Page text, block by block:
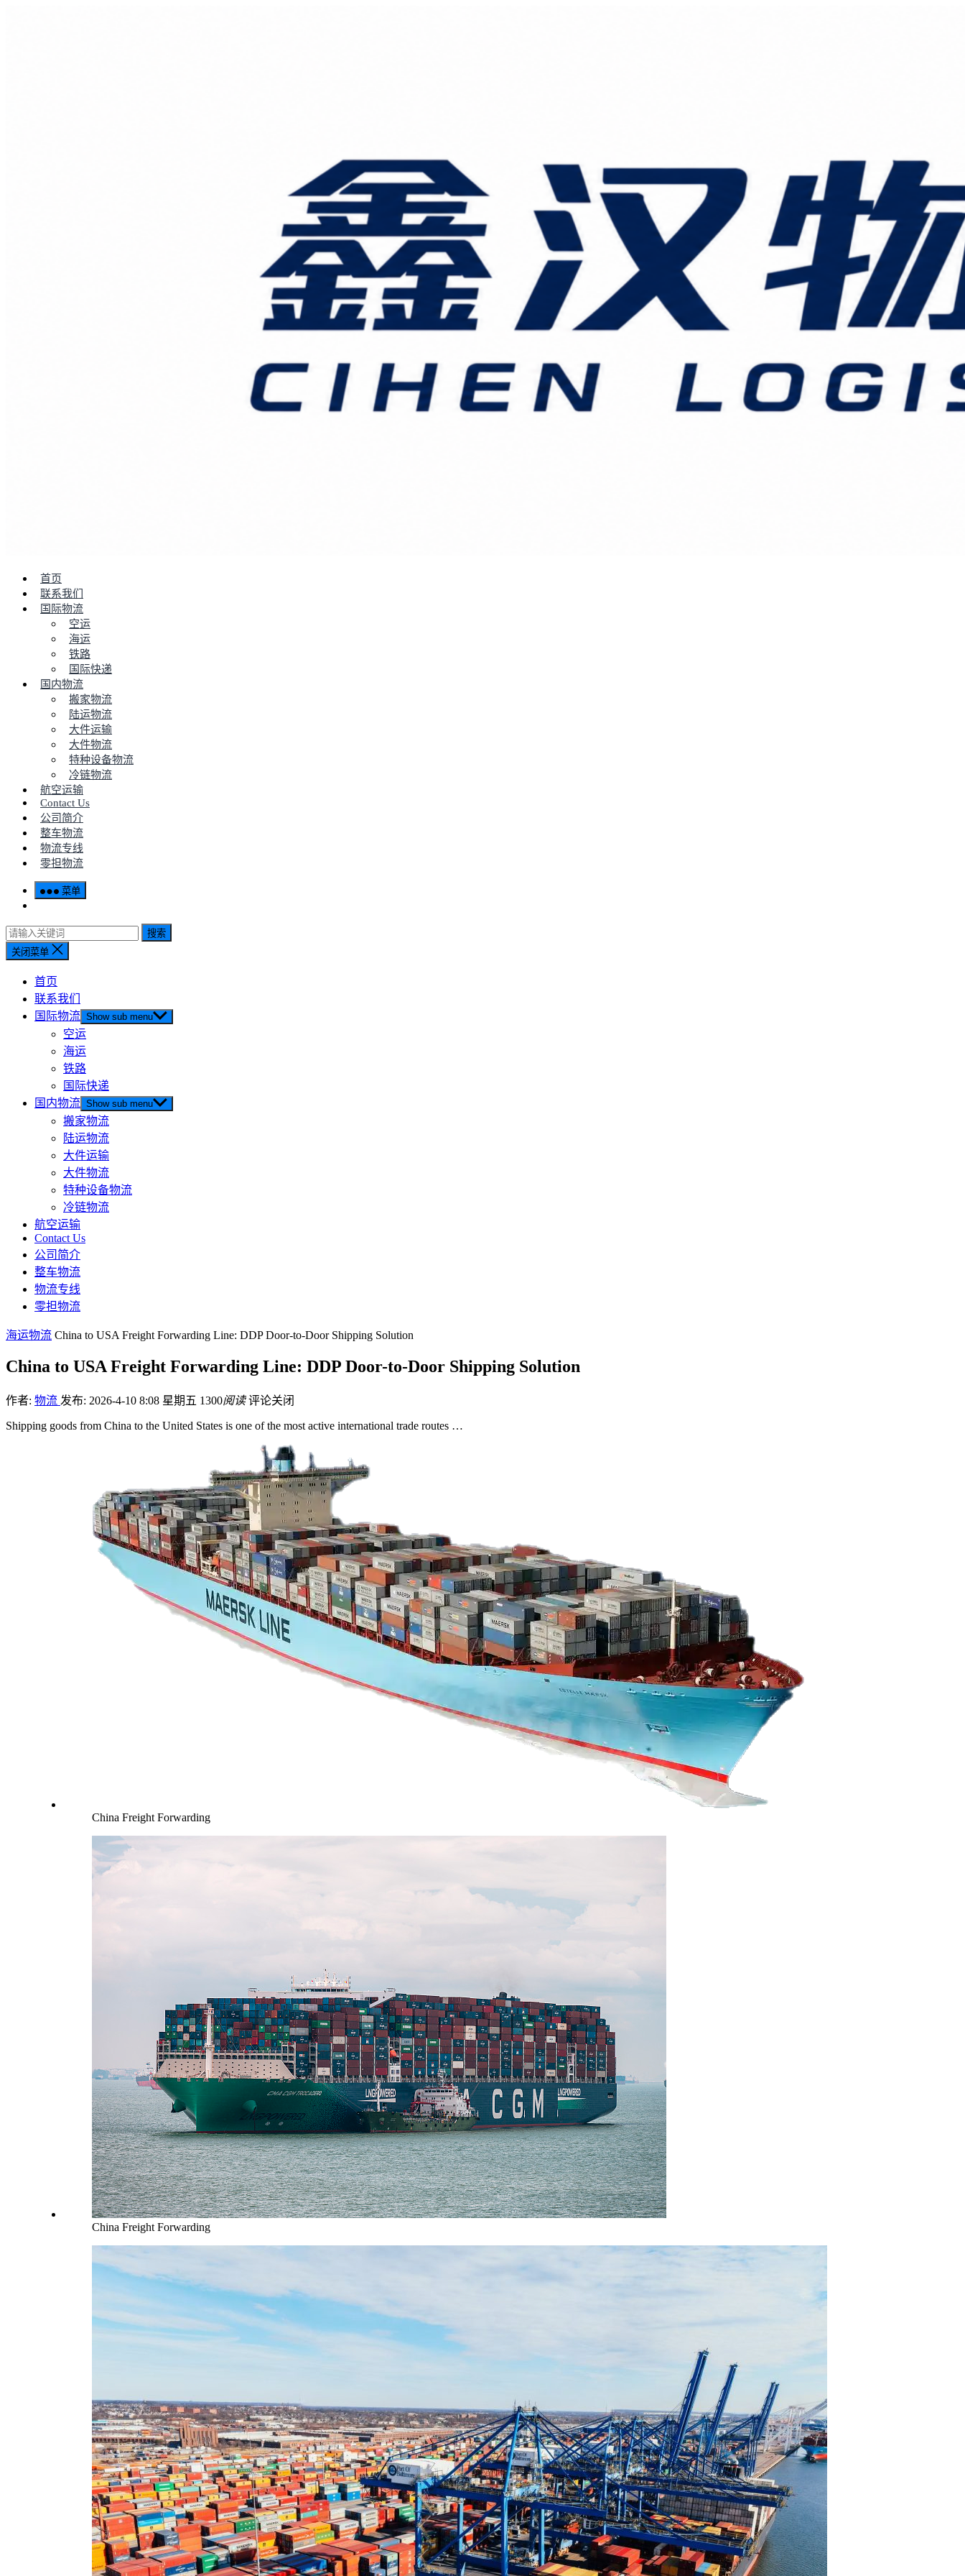
首页
联系我们
国际物流
空运
海运
铁路
国际快递
国内物流
搬家物流
陆运物流
大件运输
大件物流
特种设备物流
冷链物流
航空运输
Contact Us
公司简介
整车物流
物流专线
零担物流
菜单
搜索
关闭菜单
首页
联系我们
国际物流 Show sub menu
空运
海运
铁路
国际快递
国内物流 Show sub menu
搬家物流
陆运物流
大件运输
大件物流
特种设备物流
冷链物流
航空运输
Contact Us
公司简介
整车物流
物流专线
零担物流
海运物流 China to USA Freight Forwarding Line: DDP Door-to-Door Shipping Solution
China to USA Freight Forwarding Line: DDP Door-to-Door Shipping Solution
作者: 物流 发布: 2026-4-10 8:08 星期五 1300阅读 评论关闭
Shipping goods from China to the United States is one of the most active international trade routes …
China Freight Forwarding
China Freight Forwarding